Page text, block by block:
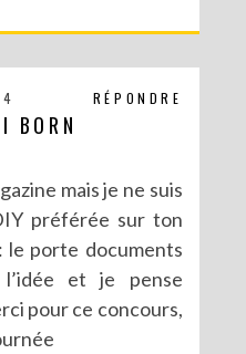
RÉPONDRE
BORN
mais je ne suis
préférée sur ton
le porte documents
l’idée et je pense
pour ce concours,